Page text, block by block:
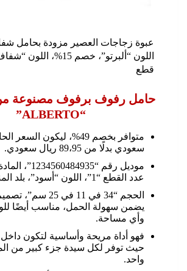
عبوة زجاجات العصير مزودة بحامل
قطع
حامل رفوف برفوف مصنوعة
“ALBERTO”
سعودي بدلًا من 89،95 ريال سعودي.
موديل رقم
عدد القطع “1”، اللون “أسود”، بلد المنشأ “الصين”.
الحجم “34 في 11 في
يضمن سهولة الحمل، مناسب أيضًا
وأي مساحة.
فهو أداة مريحة وأساسية لتكون
حيث توفر لكل سيدة جزء كبير من
واحد.